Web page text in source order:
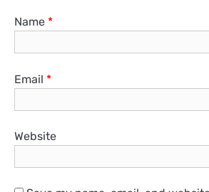
Name *
Email *
Website